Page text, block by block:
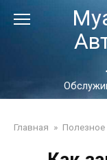
Главная » Полезное